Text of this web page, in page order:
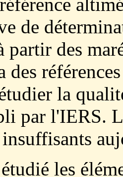
de
partir des
des
la
par l'IERS.
les